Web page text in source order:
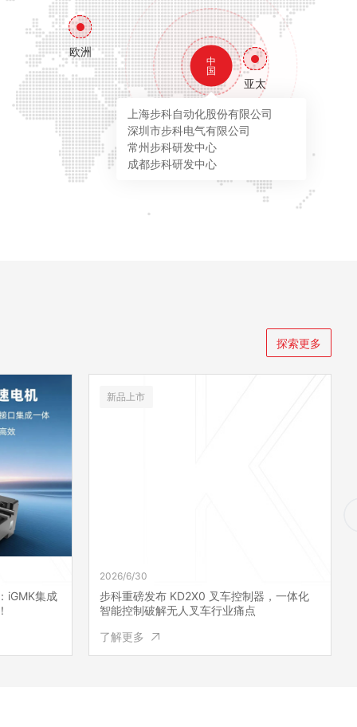
中
国
上海步科自动化股份有限公司
深圳市步科电气有限公司
常州步科研发中心
成都步科研发中心
欧洲
亚太
探索更多
，一体化
新品上市
2026/6/30
告别 “正在加载”！步科F2 MAX系列HMI，让
锂电操作不等待
了解更多